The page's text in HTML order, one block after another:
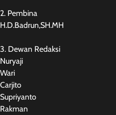
2. Pembina
H.D.Badrun,SH.MH
3. Dewan Redaksi
Nuryaji
Wari
Carjito
Supriyanto
Rakman